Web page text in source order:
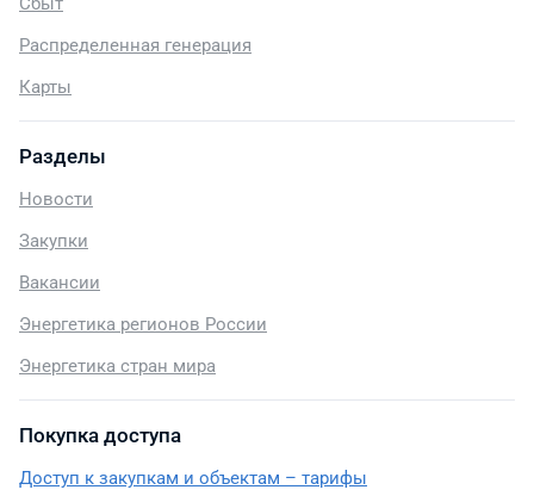
Распределенная генерация
Карты
Разделы
Новости
Закупки
Вакансии
Энергетика регионов России
Энергетика стран мира
Покупка доступа
Доступ к закупкам и объектам – тарифы